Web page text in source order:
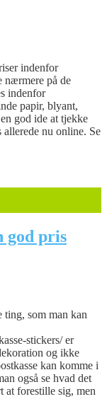
indenfor
nærmere på de
indenfor
papir, blyant,
god ide at tjekke
nu online. Se
god pris
ting, som man kan
stickers/ er
og ikke
kan komme i
også se hvad det
at forestille sig, men